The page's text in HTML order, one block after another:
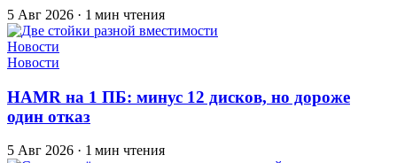
5 Авг 2026 · 1 мин чтения
Новости
Новости
HAMR на 1 ПБ: минус 12 дисков, но дороже
один отказ
5 Авг 2026 · 1 мин чтения